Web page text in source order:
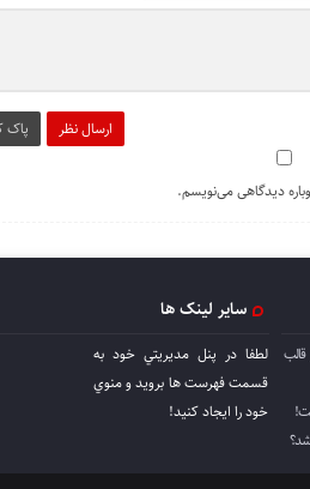
ارسال نظر پاک
دیدگاهی می‌نویسم.
شد؟
سایر لینک ها
لطفا در پنل مديريتي خود به
قسمت فهرست ها برويد و منوي
خود را ايجاد كنيد!